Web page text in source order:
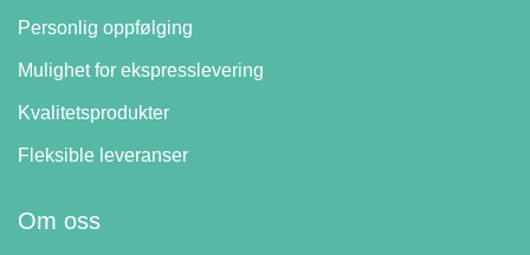
Personlig oppfølging
Mulighet for ekspresslevering
Kvalitetsprodukter
Fleksible leveranser
Om oss